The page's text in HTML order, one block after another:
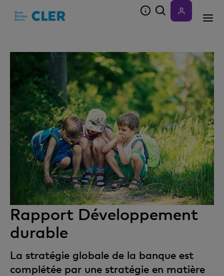
Rapport Développement
durable
La stratégie globale de la banque est
complétée par une stratégie en matière